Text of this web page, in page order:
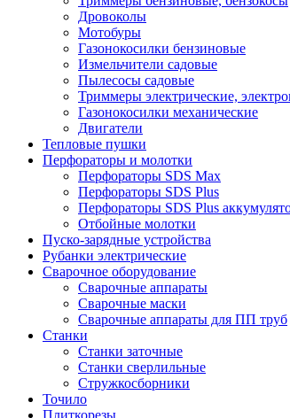
Дровоколы
Мотобуры
Газонокосилки бензиновые
Измельчители садовые
Пылесосы садовые
Триммеры электрические,
Газонокосилки механические
Двигатели
Тепловые пушки
Перфораторы и молотки
Перфораторы SDS Max
Перфораторы SDS Plus
Перфораторы SDS Plus
Отбойные молотки
Пуско-зарядные устройства
Рубанки электрические
Сварочное оборудование
Сварочные аппараты
Сварочные маски
Сварочные аппараты для ПП труб
Станки
Станки заточные
Станки сверлильные
Стружкосборники
Точило
Плиткорезы